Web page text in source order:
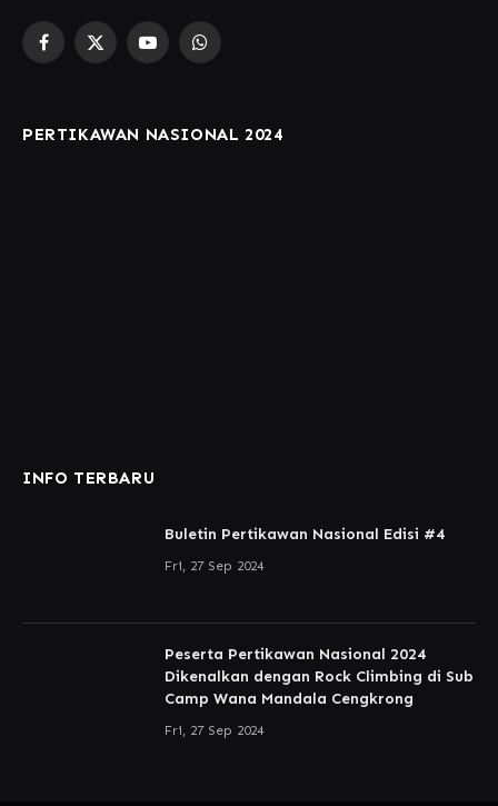
Facebook
X
YouTubeWhatsApp
PERTIKAWAN NASIONAL 2024
INFO TERBARU
Buletin Pertikawan Nasional Edisi #4
Fri, 27 Sep 2024
Peserta Pertikawan Nasional 2024
Dikenalkan dengan Rock Climbing di Sub
Camp Wana Mandala Cengkrong
Fri, 27 Sep 2024